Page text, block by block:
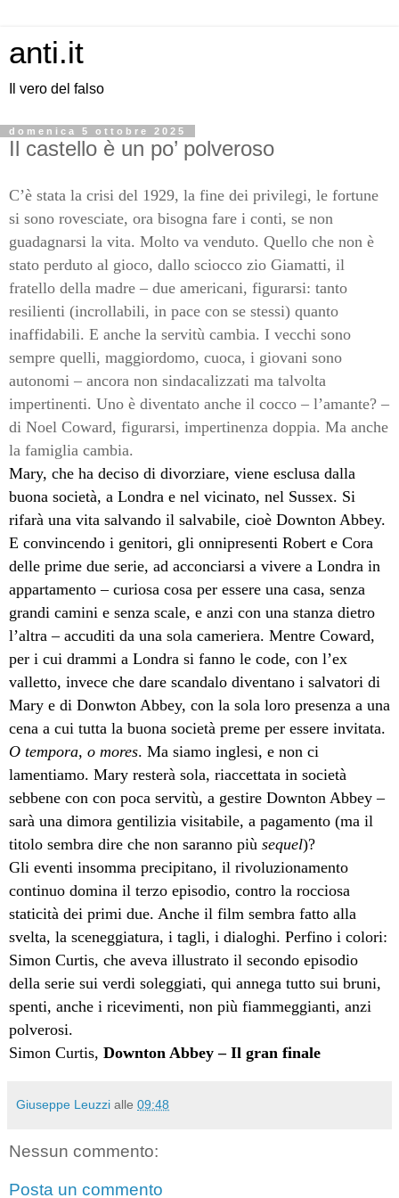
anti.it
Il vero del falso
domenica 5 ottobre 2025
Il castello è un po’ polveroso
C’è stata la crisi del 1929, la fine dei privilegi, le fortune
si sono rovesciate, ora bisogna fare i conti, se non
guadagnarsi la vita. Molto va venduto. Quello che non è
stato perduto al gioco, dallo sciocco zio Giamatti, il
fratello della madre – due americani, figurarsi: tanto
resilienti (incrollabili, in pace con se stessi) quanto
inaffidabili. E anche la servitù cambia. I vecchi sono
sempre quelli, maggiordomo, cuoca, i giovani sono
autonomi – ancora non sindacalizzati ma talvolta
impertinenti. Uno è diventato anche il cocco – l’amante? –
di Noel Coward, figurarsi, impertinenza doppia. Ma anche
la famiglia cambia.
Mary, che ha deciso di divorziare, viene esclusa dalla
buona società, a Londra e nel vicinato, nel Sussex. Si
rifarà una vita salvando il salvabile, cioè Downton Abbey.
E convincendo i genitori, gli onnipresenti Robert e Cora
delle prime due serie, ad acconciarsi a vivere a Londra in
appartamento – curiosa cosa per essere una casa, senza
grandi camini e senza scale, e anzi con una stanza dietro
l’altra – accuditi da una sola cameriera. Mentre Coward,
per i cui drammi a Londra si fanno le code, con l’ex
valletto, invece che dare scandalo diventano i salvatori di
Mary e di Donwton Abbey, con la sola loro presenza a una
cena a cui tutta la buona società preme per essere invitata.
O tempora, o mores. Ma siamo inglesi, e non ci
lamentiamo. Mary resterà sola, riaccettata in società
sebbene con con poca servitù, a gestire Downton Abbey –
sarà una dimora gentilizia visitabile, a pagamento (ma il
titolo sembra dire che non saranno più sequel)?
Gli eventi insomma precipitano, il rivoluzionamento
continuo domina il terzo episodio, contro la rocciosa
staticità dei primi due. Anche il film sembra fatto alla
svelta, la sceneggiatura, i tagli, i dialoghi. Perfino i colori:
Simon Curtis, che aveva illustrato il secondo episodio
della serie sui verdi soleggiati, qui annega tutto sui bruni,
spenti, anche i ricevimenti, non più fiammeggianti, anzi
polverosi.
Simon Curtis, Downton Abbey – Il gran finale
Giuseppe Leuzzi alle 09:48
Nessun commento:
Posta un commento